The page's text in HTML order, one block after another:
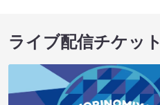
ライブ配信チケット